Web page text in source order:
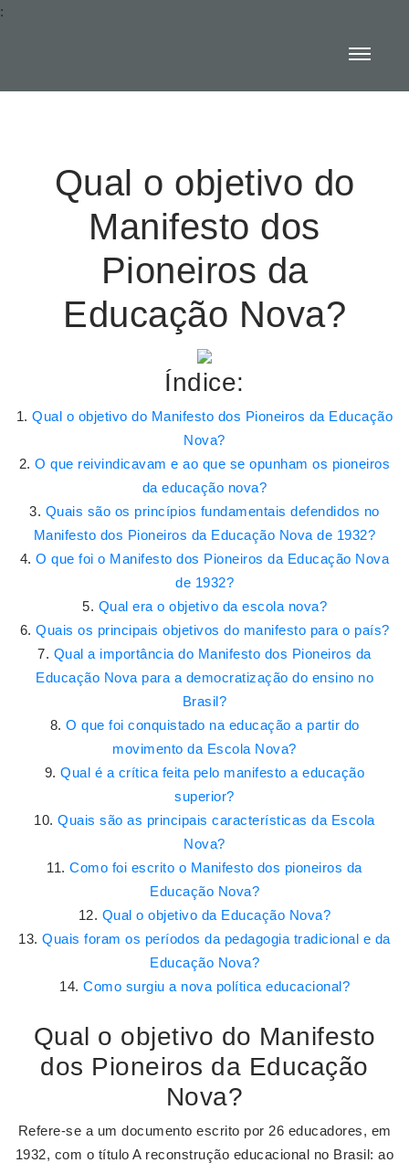
:
Qual o objetivo do
Manifesto dos
Pioneiros da
Educação Nova?
Índice:
Qual o objetivo do Manifesto dos Pioneiros da Educação
Nova?
O que reivindicavam e ao que se opunham os pioneiros
da educação nova?
Quais são os princípios fundamentais defendidos no
Manifesto dos Pioneiros da Educação Nova de 1932?
O que foi o Manifesto dos Pioneiros da Educação Nova
de 1932?
Qual era o objetivo da escola nova?
Quais os principais objetivos do manifesto para o país?
Qual a importância do Manifesto dos Pioneiros da
Educação Nova para a democratização do ensino no
Brasil?
O que foi conquistado na educação a partir do
movimento da Escola Nova?
Qual é a crítica feita pelo manifesto a educação
superior?
Quais são as principais características da Escola
Nova?
Como foi escrito o Manifesto dos pioneiros da
Educação Nova?
Qual o objetivo da Educação Nova?
Quais foram os períodos da pedagogia tradicional e da
Educação Nova?
Como surgiu a nova política educacional?
Qual o objetivo do Manifesto
dos Pioneiros da Educação
Nova?
Refere-se a um documento escrito por 26 educadores, em
1932, com o título A reconstrução educacional no Brasil: ao